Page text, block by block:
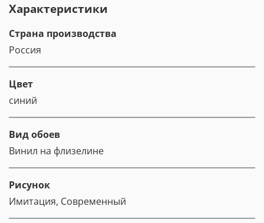
Характеристики
Страна производства
Россия
Цвет
синий
Вид обоев
Винил на флизелине
Рисунок
Имитация, Современный